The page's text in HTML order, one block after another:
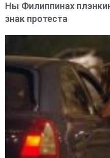
Ны Филиппинах
знак протеста